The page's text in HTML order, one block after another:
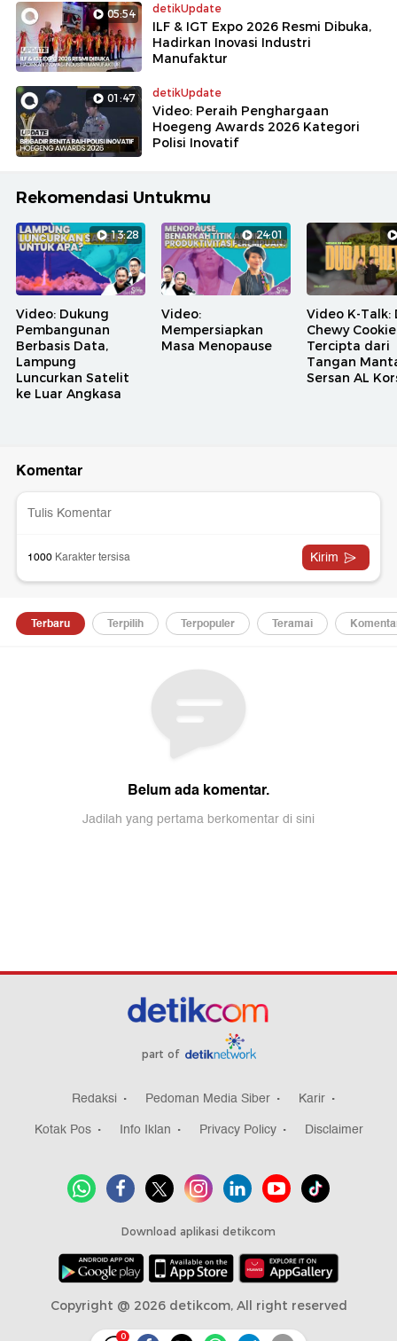
05:54 detikUpdate
ILF & IGT Expo 2026 Resmi Dibuka,
Hadirkan Inovasi Industri
Manufaktur
01:47 detikUpdate
Video: Peraih Penghargaan
Hoegeng Awards 2026 Kategori
Polisi Inovatif
Rekomendasi Untukmu
13:28
Video: Dukung
Pembangunan
Berbasis Data,
Lampung
Luncurkan Satelit
ke Luar Angkasa
24:01
Video:
Mempersiapkan
Masa Menopause
Video K-Talk:
Chewy Cookie
Tercipta dari
Tangan
Sersan AL
0
part of
Redaksi Pedoman Media Siber
Karir
Kotak Pos
Info Iklan Privacy Policy Disclaimer
Download aplikasi detikcom
Copyright @ 2026 detikcom, All right reserved